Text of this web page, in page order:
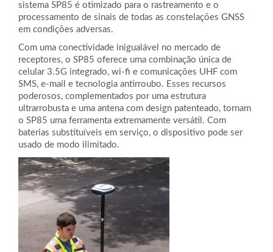
sistema SP85 é otimizado para o rastreamento e o
processamento de sinais de todas as constelações GNSS
em condições adversas.
Com uma conectividade inigualável no mercado de
receptores, o SP85 oferece uma combinação única de
celular 3.5G integrado, wi-fi e comunicações UHF com
SMS, e-mail e tecnologia antirroubo. Esses recursos
poderosos, complementados por uma estrutura
ultrarrobusta e uma antena com design patenteado, tornam
o SP85 uma ferramenta extremamente versátil. Com
baterias substituíveis em serviço, o dispositivo pode ser
usado de modo ilimitado.